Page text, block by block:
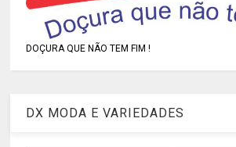
DOÇURA QUE NÃO TEM FIM !
DX MODA E VARIEDADES